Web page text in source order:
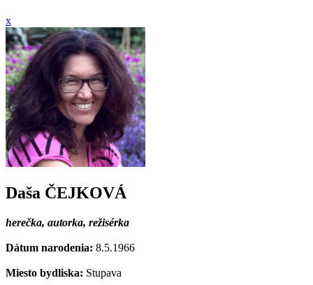
x
Daša ČEJKOVÁ
herečka, autorka, režisérka
Dátum narodenia: 8.5.1966
Miesto bydliska: Stupava